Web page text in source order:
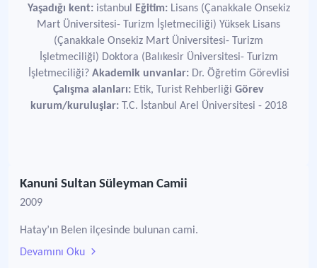
Yaşadığı kent:istanbul Eğitim:Lisans (Çanakkale Onsekiz
Mart Üniversitesi- Turizm İşletmeciliği) Yüksek Lisans
(Çanakkale Onsekiz Mart Üniversitesi- Turizm
İşletmeciliği) Doktora (Balıkesir Üniversitesi- Turizm
İşletmeciliği? Akademik unvanlar:Dr. Öğretim Görevlisi
Çalışma alanları: Etik, Turist Rehberliği Görev
kurum/kuruluşlar:T.C. İstanbul Arel Üniversitesi - 2018
Kanuni Sultan Süleyman Camii
2009
Hatay’ın Belen ilçesinde bulunan cami.
Devamını Oku